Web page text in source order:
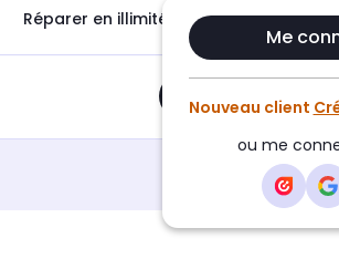
Me
Nouveau client
ou me
Réparer en illimité avec Le Club Infinity
Ajouter au panier